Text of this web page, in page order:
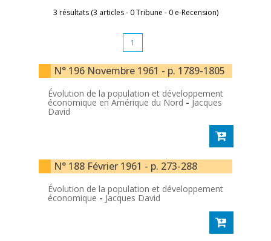
3 résultats (3 articles - 0 Tribune - 0 e-Recension)
1
N° 196 Novembre 1961 - p. 1789-1805
Évolution de la population et développement
économique en Amérique du Nord - Jacques
David
N° 188 Février 1961 - p. 273-288
Évolution de la population et développement
économique - Jacques David